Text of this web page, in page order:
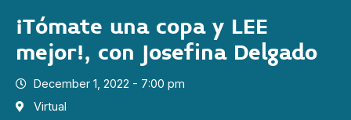
¡Tómate una copa y LEE
mejor!, con Josefina Delgado
December 1, 2022 - 7:00 pm
Virtual